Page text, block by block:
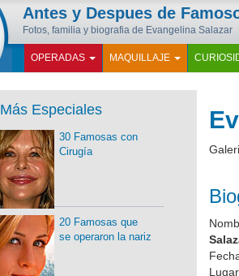
Antes y Despues de
Fotos, familia y biografia de Evangelina Salazar
OPERADAS MAQUILLAJE
Más Especiales
30 Famosas con
Cirugía
20 Famosas que
se operaron la nariz